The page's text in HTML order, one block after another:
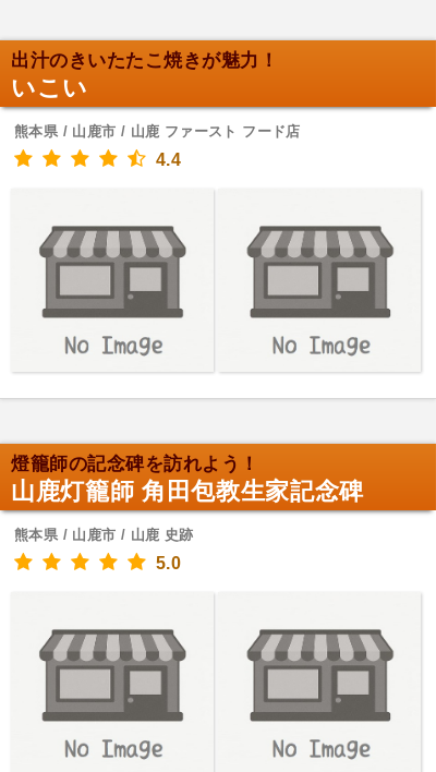
出汁のきいたたこ焼きが魅力！
いこい
熊本県 / 山鹿市 / 山鹿 ファースト フード店
4.4
燈籠師の記念碑を訪れよう！
山鹿灯籠師 角田包教生家記念碑
熊本県 / 山鹿市 / 山鹿 史跡
5.0